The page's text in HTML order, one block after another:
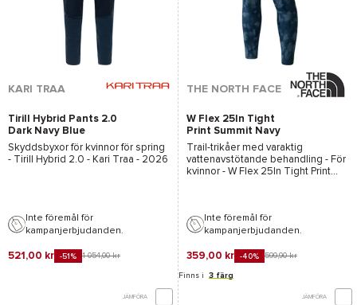
KARI TRAA
Tirill Hybrid Pants 2.0
Dark Navy Blue
Skyddsbyxor för kvinnor för spring
-
Tirill Hybrid 2.0 - Kari Traa - 2026
Inte föremål för
kampanjerbjudanden.
521,00 kr -51% 1 054,00 kr
JÄMFÖRA
THE NORTH FACE
W Flex 25In Tight
Print Summit Navy
Diffused
Trail-trikåer med varaktig
vattenavstötande behandling - För
kvinnor - W Flex 25In Tight Print
Inte föremål för
kampanjerbjudanden.
359,00 kr -40% 599,90 kr
Finns i 3 färg
JÄMFÖRA